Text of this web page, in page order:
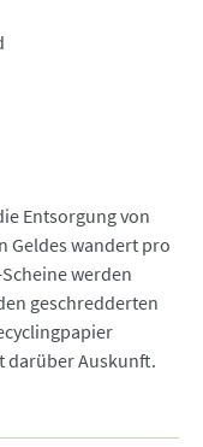
Entsorgung von
Geldes wandert pro
werden
geschredderten
darüber Auskunft.